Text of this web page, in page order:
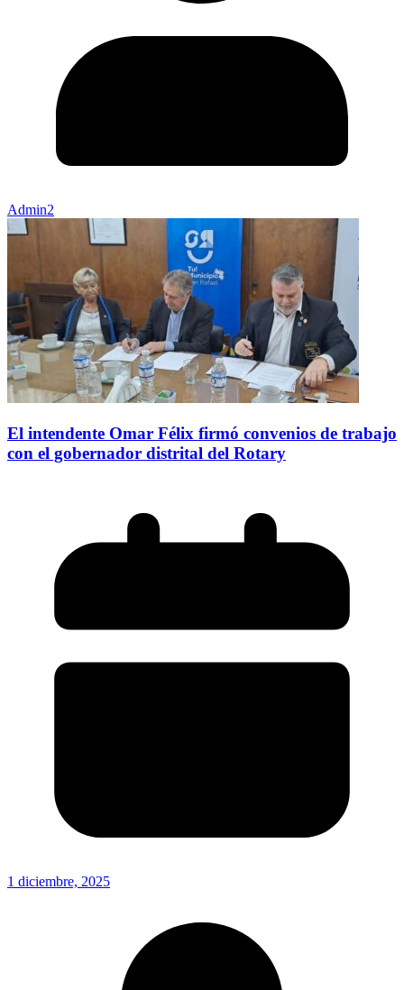
Admin2
El intendente Omar Félix firmó convenios de trabajo
con el gobernador distrital del Rotary
1 diciembre, 2025